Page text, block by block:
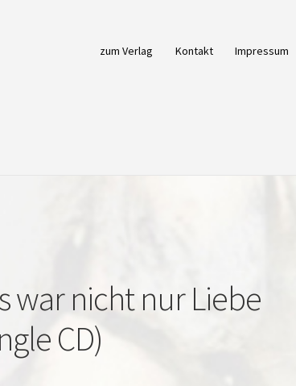
zum Verlag Kontakt Impressum
war nicht nur Liebe
CD)